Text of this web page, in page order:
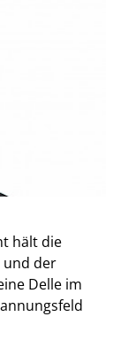
hält die
und der
Delle im